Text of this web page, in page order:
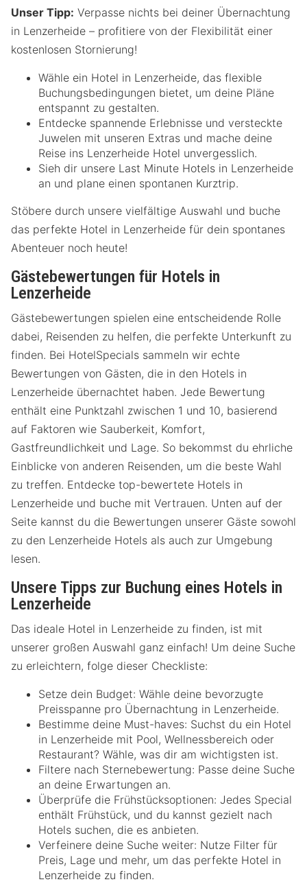
Unser Tipp: Verpasse nichts bei deiner Übernachtung
in Lenzerheide – profitiere von der Flexibilität einer
kostenlosen Stornierung!
Wähle ein Hotel in Lenzerheide, das flexible
Buchungsbedingungen bietet, um deine Pläne
entspannt zu gestalten.
Entdecke spannende Erlebnisse und versteckte
Juwelen mit unseren Extras und mache deine
Reise ins Lenzerheide Hotel unvergesslich.
Sieh dir unsere Last Minute Hotels in Lenzerheide
an und plane einen spontanen Kurztrip.
Stöbere durch unsere vielfältige Auswahl und buche
das perfekte Hotel in Lenzerheide für dein spontanes
Abenteuer noch heute!
Gästebewertungen für Hotels in
Lenzerheide
Gästebewertungen spielen eine entscheidende Rolle
dabei, Reisenden zu helfen, die perfekte Unterkunft zu
finden. Bei HotelSpecials sammeln wir echte
Bewertungen von Gästen, die in den Hotels in
Lenzerheide übernachtet haben. Jede Bewertung
enthält eine Punktzahl zwischen 1 und 10, basierend
auf Faktoren wie Sauberkeit, Komfort,
Gastfreundlichkeit und Lage. So bekommst du ehrliche
Einblicke von anderen Reisenden, um die beste Wahl
zu treffen. Entdecke top-bewertete Hotels in
Lenzerheide und buche mit Vertrauen. Unten auf der
Seite kannst du die Bewertungen unserer Gäste sowohl
zu den Lenzerheide Hotels als auch zur Umgebung
lesen.
Unsere Tipps zur Buchung eines Hotels in
Lenzerheide
Das ideale Hotel in Lenzerheide zu finden, ist mit
unserer großen Auswahl ganz einfach! Um deine Suche
zu erleichtern, folge dieser Checkliste:
Setze dein Budget: Wähle deine bevorzugte
Preisspanne pro Übernachtung in Lenzerheide.
Bestimme deine Must-haves: Suchst du ein Hotel
in Lenzerheide mit Pool, Wellnessbereich oder
Restaurant? Wähle, was dir am wichtigsten ist.
Filtere nach Sternebewertung: Passe deine Suche
an deine Erwartungen an.
Überprüfe die Frühstücksoptionen: Jedes Special
enthält Frühstück, und du kannst gezielt nach
Hotels suchen, die es anbieten.
Verfeinere deine Suche weiter: Nutze Filter für
Preis, Lage und mehr, um das perfekte Hotel in
Lenzerheide zu finden.